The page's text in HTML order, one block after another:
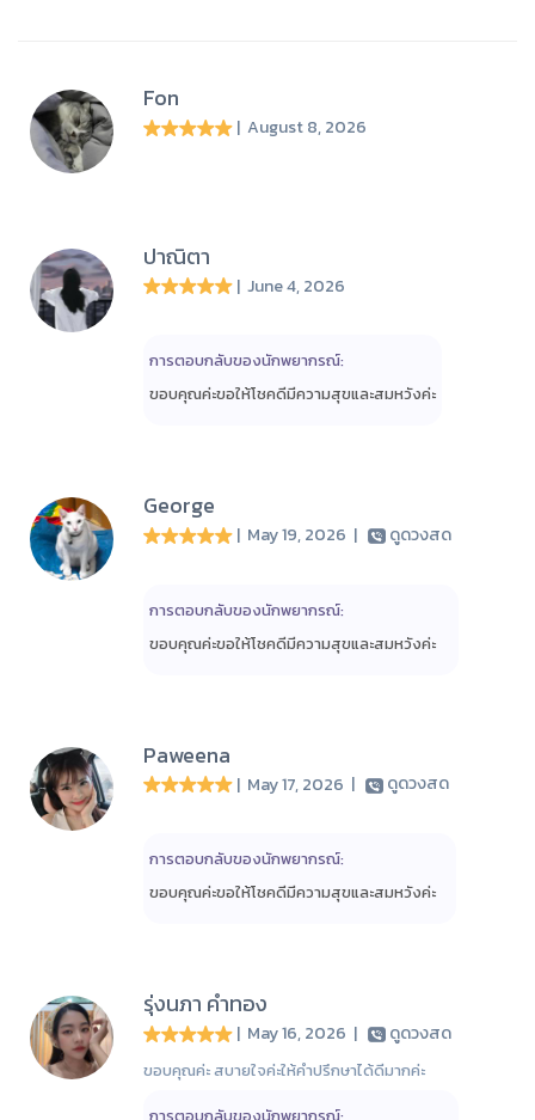
Fon
| August 8, 2026
ปาณิตา
| June 4, 2026
การตอบกลับของนักพยากรณ์:
ขอบคุณค่ะขอให้โชคดีมีความสุขและสมหวังค่ะ
George
| May 19, 2026 | ดูดวงสด
การตอบกลับของนักพยากรณ์:
ขอบคุณค่ะขอให้โชคดีมีความสุขและสมหวังค่ะ
Paweena
| May 17, 2026 | ดูดวงสด
การตอบกลับของนักพยากรณ์:
ขอบคุณค่ะขอให้โชคดีมีความสุขและสมหวังค่ะ
รุ่งนภา คำทอง
| May 16, 2026 | ดูดวงสด
ขอบคุณค่ะ สบายใจค่ะให้คำปรึกษาได้ดีมากค่ะ